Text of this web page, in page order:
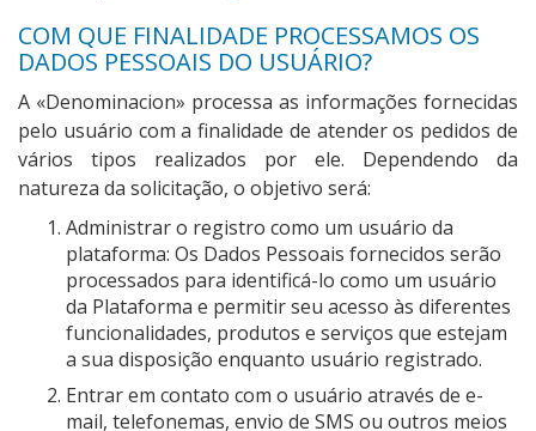
COM QUE FINALIDADE PROCESSAMOS OS
DADOS PESSOAIS DO USUÁRIO?
A «Denominacion» processa as informações fornecidas
pelo usuário com a finalidade de atender os pedidos de
vários tipos realizados por ele. Dependendo da
natureza da solicitação, o objetivo será:
Administrar o registro como um usuário da
plataforma: Os Dados Pessoais fornecidos serão
processados para identificá-lo como um usuário
da Plataforma e permitir seu acesso às diferentes
funcionalidades, produtos e serviços que estejam
a sua disposição enquanto usuário registrado.
Entrar em contato com o usuário através de e-
mail, telefonemas, envio de SMS ou outros meios